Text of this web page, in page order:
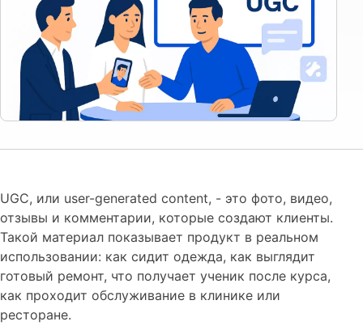
UGC, или user-generated content, - это фото, видео,
отзывы и комментарии, которые создают клиенты.
Такой материал показывает продукт в реальном
использовании: как сидит одежда, как выглядит
готовый ремонт, что получает ученик после курса,
как проходит обслуживание в клинике или
ресторане.